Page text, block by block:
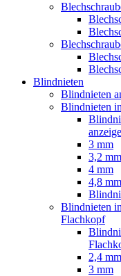
Blindnieten
Blindnieten
Blindnieten
3 mm
3,2 mm
4 mm
4,8 mm
Blindnieten
Flachkopf
2,4 mm
3 mm